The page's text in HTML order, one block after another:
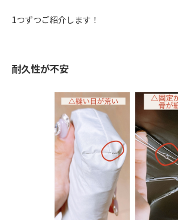
1つずつご紹介します！
耐久性が不安